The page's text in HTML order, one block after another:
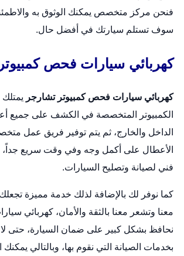
فنحن مركز متخصص يمكنك الوثوق به
سوف تستلم سيارتك في أفضل حال.
كهربائي سيارات فحص
كهربائي سيارات فحص كمبيوتر تشارجر
الكمبيوتر المتخصصة في الكشف على جميع
الداخل والخارج، ثم يتم توفير فريق عمل
الأعطال على أكمل وجه وفي وقت سريع جداً،
فني لصيانة وتصليح السيارات.
كما نوفر لك بالإضافة لذلك خدمة مميزة
معنا وتشعر معنا بالثقة والأمان، كهربائي
نحافظ بشكل كبير على ضمان السيارة، حتى لا
بخدمات الصيانة التي نقوم بها، وبالتالي